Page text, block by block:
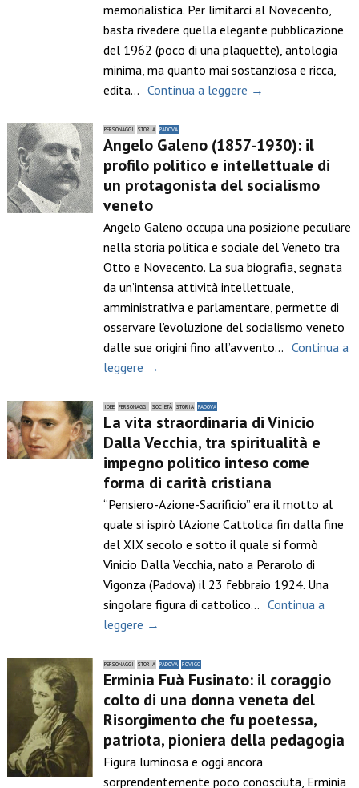
memorialistica. Per limitarci al Novecento,
basta rivedere quella elegante pubblicazione
del 1962 (poco di una plaquette), antologia
minima, ma quanto mai sostanziosa e ricca,
edita… Continua a leggere →
PERSONAGGI STORIA PADOVA
Angelo Galeno (1857-1930): il
profilo politico e intellettuale di
un protagonista del socialismo
veneto
Angelo Galeno occupa una posizione peculiare
nella storia politica e sociale del Veneto tra
Otto e Novecento. La sua biografia, segnata
da un’intensa attività intellettuale,
amministrativa e parlamentare, permette di
osservare l’evoluzione del socialismo veneto
dalle sue origini fino all’avvento… Continua a
leggere →
IDEE PERSONAGGI SOCIETÀ STORIA PADOVA
La vita straordinaria di Vinicio
Dalla Vecchia, tra spiritualità e
impegno politico inteso come
forma di carità cristiana
“Pensiero-Azione-Sacrificio” era il motto al
quale si ispirò l’Azione Cattolica fin dalla fine
del XIX secolo e sotto il quale si formò
Vinicio Dalla Vecchia, nato a Perarolo di
Vigonza (Padova) il 23 febbraio 1924. Una
singolare figura di cattolico… Continua a
leggere →
PERSONAGGI STORIA PADOVA ROVIGO
Erminia Fuà Fusinato: il coraggio
colto di una donna veneta del
Risorgimento che fu poetessa,
patriota, pioniera della pedagogia
Figura luminosa e oggi ancora
sorprendentemente poco conosciuta, Erminia